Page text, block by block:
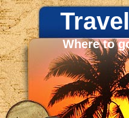
Where to